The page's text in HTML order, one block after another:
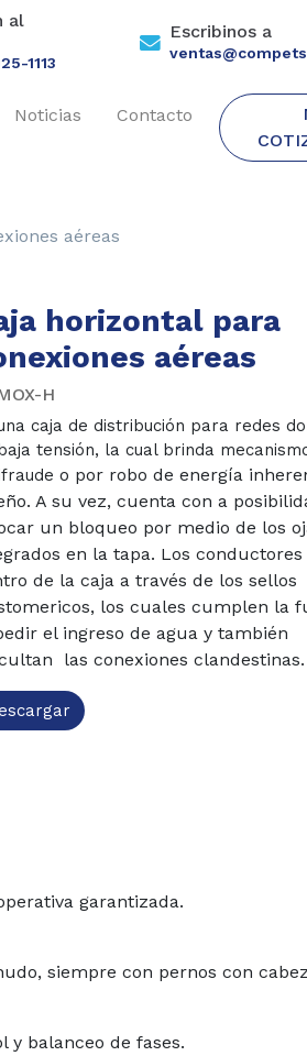
al
1113
Escribinos a
Noticias Contacto
aéreas
horizontal para
aéreas
H
caja de distribución para redes
tensión, la cual brinda
o por robo de energía
A su vez, cuenta con a
un bloqueo por medio de los
en la tapa. Los conductores
de la caja a través de los sellos
los cuales cumplen la
el ingreso de agua y también
las conexiones clandestinas.
garantizada.
siempre con pernos con
y balanceo de fases.